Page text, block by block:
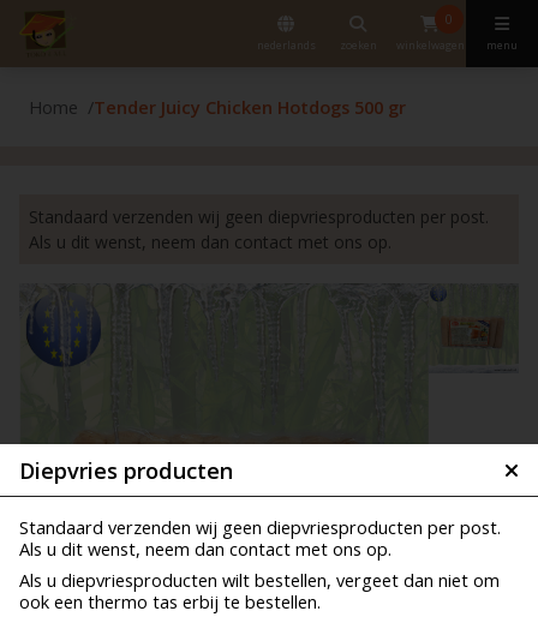
nederlands zoeken
0
winkelwagen menu
Diepvries producten
Standaard verzenden wij geen diepvriesproducten per post.
Als u dit wenst, neem dan contact met ons op.
Als u diepvriesproducten wilt bestellen, vergeet dan niet om
ook een thermo tas erbij te bestellen.
Home Tender Juicy Chicken Hotdogs 500 gr
Standaard verzenden wij geen diepvriesproducten per post.
Als u dit wenst, neem dan contact met ons op.